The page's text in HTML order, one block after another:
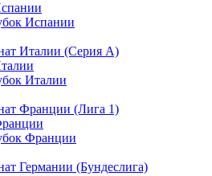
Испании
Италии (Серия А)
Италии
Франции (Лига 1)
Франции
Германии (Бундеслига)